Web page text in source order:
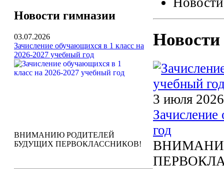
Новости гимназии
03.07.2026
Зачисление обучающихся в 1 класс на
2026-2027 учебный год
ВНИМАНИЮ РОДИТЕЛЕЙ
БУДУЩИХ ПЕРВОКЛАССНИКОВ!
3 июля
год